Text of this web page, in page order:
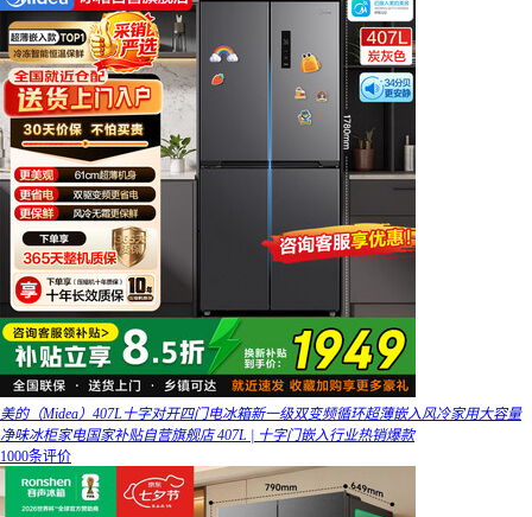
美的（Midea）407L十字对开四门电冰箱新一级双变频循环超薄嵌入风冷家用大容量
净味冰柜家电国家补贴自营旗舰店 407L | 十字门嵌入行业热销爆款
1000条评价